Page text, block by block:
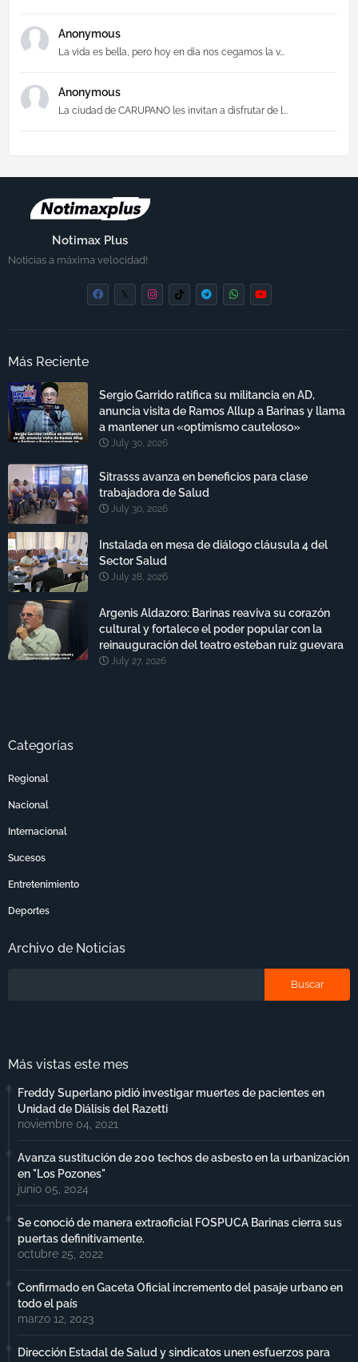
Anonymous
La vida es bella, pero hoy en día nos cegamos la v...
Anonymous
La ciudad de CARUPANO les invitan a disfrutar de l...
Notimax Plus
Noticias a máxima velocidad!
Más Reciente
Sergio Garrido ratifica su militancia en AD,
anuncia visita de Ramos Allup a Barinas y llama
a mantener un «optimismo cauteloso»
July 30, 2026
Sitrasss avanza en beneficios para clase
trabajadora de Salud
July 30, 2026
Instalada en mesa de diálogo cláusula 4 del
Sector Salud
July 28, 2026
Argenis Aldazoro: Barinas reaviva su corazón
cultural y fortalece el poder popular con la
reinauguración del teatro esteban ruiz guevara
July 27, 2026
Categorías
Regional
Nacional
Internacional
Sucesos
Entretenimiento
Deportes
Archivo de Noticias
Más vistas este mes
Freddy Superlano pidió investigar muertes de pacientes en
Unidad de Diálisis del Razetti
noviembre 04, 2021
Avanza sustitución de 200 techos de asbesto en la urbanización
en "Los Pozones"
junio 05, 2024
Se conoció de manera extraoficial FOSPUCA Barinas cierra sus
puertas definitivamente.
octubre 25, 2022
Confirmado en Gaceta Oficial incremento del pasaje urbano en
todo el país
marzo 12, 2023
Dirección Estadal de Salud y sindicatos unen esfuerzos para